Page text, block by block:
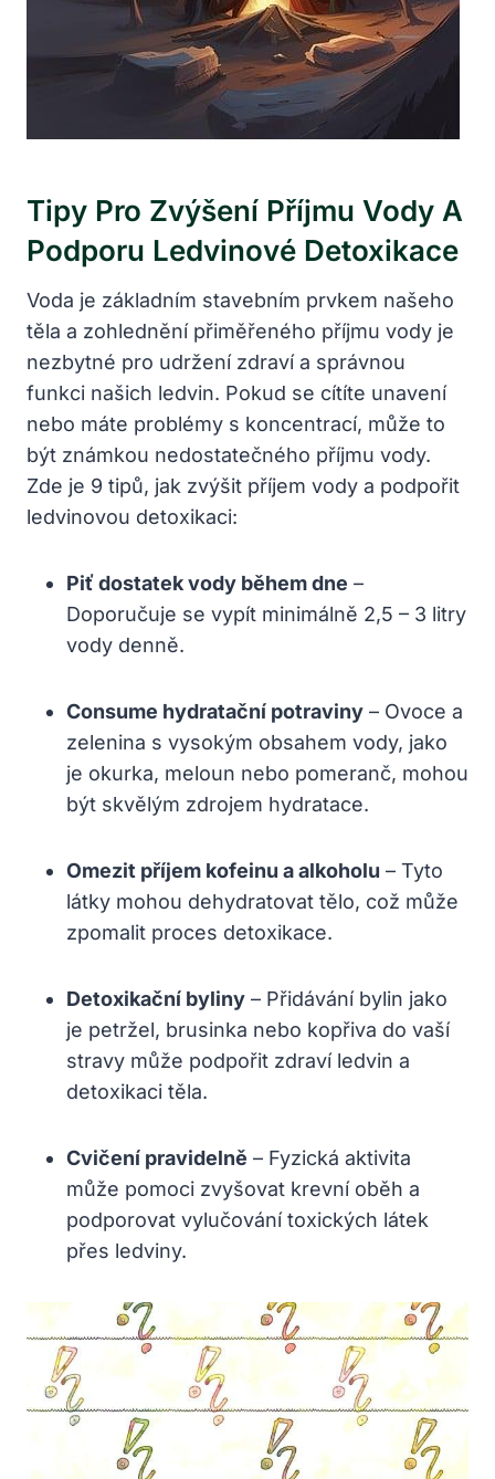
Tipy Pro Zvýšení Příjmu Vody A
Podporu Ledvinové Detoxikace
Voda je základním stavebním prvkem našeho
těla a zohlednění přiměřeného příjmu vody je
nezbytné pro udržení zdraví a správnou
funkci našich ledvin. Pokud se cítíte unavení
nebo máte problémy s koncentrací, může to
být známkou nedostatečného příjmu vody.
Zde je 9 tipů, jak zvýšit příjem vody a podpořit
ledvinovou detoxikaci:
Piť dostatek vody během dne –
Doporučuje se vypít minimálně 2,5 – 3 litry
vody denně.
Consume hydratační potraviny – Ovoce a
zelenina s vysokým obsahem vody, jako
je okurka, meloun nebo pomeranč, mohou
být skvělým zdrojem hydratace.
Omezit příjem kofeinu a alkoholu – Tyto
látky mohou dehydratovat tělo, což může
zpomalit proces detoxikace.
Detoxikační byliny – Přidávání bylin jako
je petržel, brusinka nebo kopřiva do vaší
stravy může podpořit zdraví ledvin a
detoxikaci těla.
Cvičení pravidelně – Fyzická aktivita
může pomoci zvyšovat krevní oběh a
podporovat vylučování toxických látek
přes ledviny.